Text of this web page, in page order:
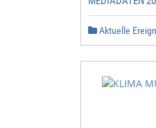
Fuß ist in
Aktuelle